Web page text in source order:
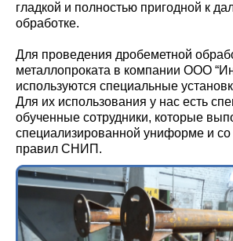
гладкой и полностью пригодной к
обработке.
Для проведения дробеметной
металлопроката в компании ООО
используются специальные
Для их использования у нас есть
обученные сотрудники, которые
специализированной униформе и
правил СНИП.